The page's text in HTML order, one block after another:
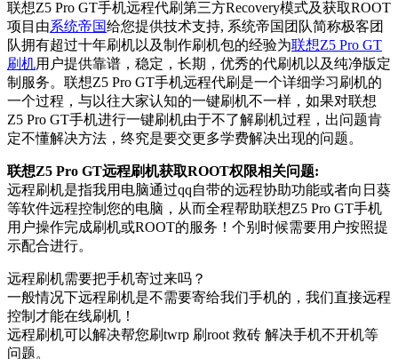
联想Z5 Pro GT手机远程代刷第三方Recovery模式及获取ROOT
项目由系统帝国给您提供技术支持, 系统帝国团队简称极客团
队拥有超过十年刷机以及制作刷机包的经验为联想Z5 Pro GT
刷机用户提供靠谱，稳定，长期，优秀的代刷机以及纯净版定
制服务。联想Z5 Pro GT手机远程代刷是一个详细学习刷机的
一个过程，与以往大家认知的一键刷机不一样，如果对联想
Z5 Pro GT手机进行一键刷机由于不了解刷机过程，出问题肯
定不懂解决方法，终究是要交更多学费解决出现的问题。
联想Z5 Pro GT远程刷机获取ROOT权限相关问题:
远程刷机是指我用电脑通过qq自带的远程协助功能或者向日葵
等软件远程控制您的电脑，从而全程帮助联想Z5 Pro GT手机
用户操作完成刷机或ROOT的服务！个别时候需要用户按照提
示配合进行。
远程刷机需要把手机寄过来吗？
一般情况下远程刷机是不需要寄给我们手机的，我们直接远程
控制才能在线刷机！
远程刷机可以解决帮您刷twrp 刷root 救砖 解决手机不开机等
问题。